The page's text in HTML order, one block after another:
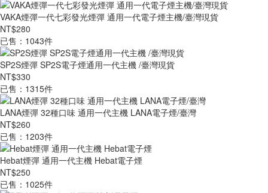
VAKA煙彈一代七彩發光煙彈 通用一代電子煙主機/臺灣現貨
NT$280
已售：1043件
SP2S煙彈 SP2S電子煙通用一代主機 /臺灣現貨
NT$330
已售：1315件
LANA煙彈 32種口味 通用一代主機 LANA電子煙/臺灣
NT$260
已售：1203件
Hebat煙彈 通用一代主機 Hebat電子煙
NT$250
已售：1025件